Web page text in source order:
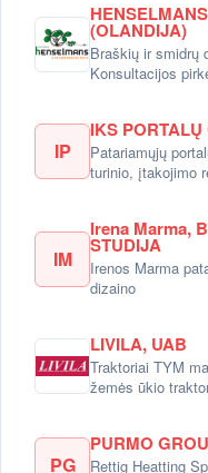
(OLANDIJA)
Braškių ir smidrų
Konsultacijos
IP
IKS PORTALŲ
Patariamųjų
turinio, įtakojimo
IM
Irena Marma,
STUDIJA
Irenos Marma
dizaino
LIVILA, UAB
Traktoriai TYM
žemės ūkio
PG
PURMO
Rettig Heatting